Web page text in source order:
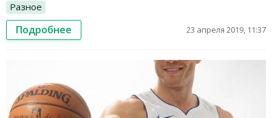
Разное
Подробнее 23 апреля 2019, 11:37